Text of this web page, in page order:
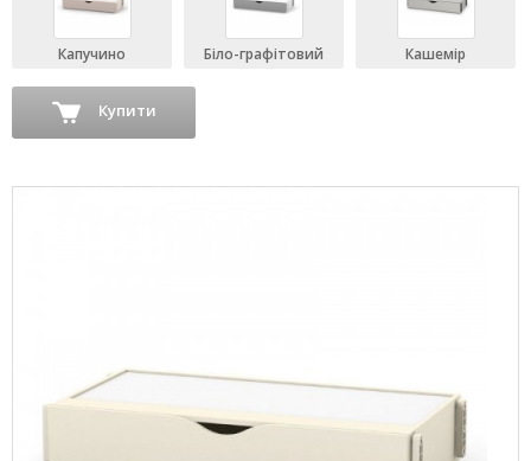
Капучино Біло-графітовий Кашемір
Купити